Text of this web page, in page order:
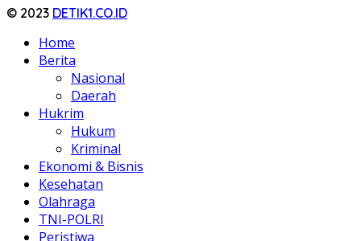
© 2023 DETIK1.CO.ID
Home
Berita
Nasional
Daerah
Hukrim
Hukum
Kriminal
Ekonomi & Bisnis
Kesehatan
Olahraga
TNI-POLRI
Peristiwa